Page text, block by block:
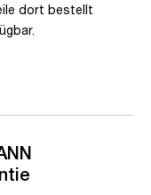
dort bestellt